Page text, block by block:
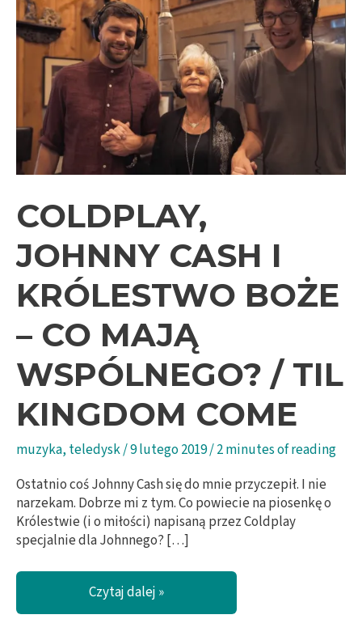
COLDPLAY,
JOHNNY CASH I
KRÓLESTWO BOŻE
– CO MAJĄ
WSPÓLNEGO? / TIL
KINGDOM COME
muzyka, teledysk/9 lutego 2019/2 minutes of reading
Ostatnio coś Johnny Cash się do mnie przyczepił. I nie
narzekam. Dobrze mi z tym. Co powiecie na piosenkę o
Królestwie (i o miłości) napisaną przez Coldplay
specjalnie dla Johnnego? […]
Coldplay,
Johnny
Czytaj dalej »